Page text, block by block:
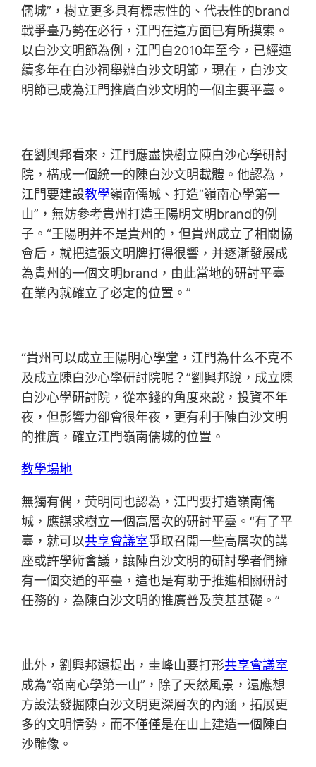
儒城”，樹立更多具有標志性的、代表性的brand
戰爭臺乃勢在必行，江門在這方面已有所摸索。
以白沙文明節為例，江門自2010年至今，已經連
續多年在白沙祠舉辦白沙文明節，現在，白沙文
明節已成為江門推廣白沙文明的一個主要平臺。
在劉興邦看來，江門應盡快樹立陳白沙心學研討
院，構成一個統一的陳白沙文明載體。他認為，
江門要建設教學嶺南儒城、打造“嶺南心學第一
山”，無妨參考貴州打造王陽明文明brand的例
子。“王陽明并不是貴州的，但貴州成立了相關協
會后，就把這張文明牌打得很響，并逐漸發展成
為貴州的一個文明brand，由此當地的研討平臺
在業內就確立了必定的位置。”
“貴州可以成立王陽明心學堂，江門為什么不克不
及成立陳白沙心學研討院呢？”劉興邦說，成立陳
白沙心學研討院，從本錢的角度來說，投資不年
夜，但影響力卻會很年夜，更有利于陳白沙文明
的推廣，確立江門嶺南儒城的位置。
教學場地
無獨有偶，黃明同也認為，江門要打造嶺南儒
城，應謀求樹立一個高層次的研討平臺。“有了平
臺，就可以共享會議室爭取召開一些高層次的講
座或許學術會議，讓陳白沙文明的研討學者們擁
有一個交通的平臺，這也是有助于推進相關研討
任務的，為陳白沙文明的推廣普及奠基基礎。”
此外，劉興邦還提出，圭峰山要打形共享會議室
成為“嶺南心學第一山”，除了天然風景，還應想
方設法發掘陳白沙文明更深層次的內涵，拓展更
多的文明情勢，而不僅僅是在山上建造一個陳白
沙雕像。